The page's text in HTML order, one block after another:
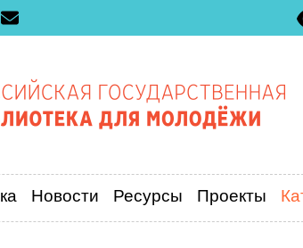
Новости Ресурсы Проекты